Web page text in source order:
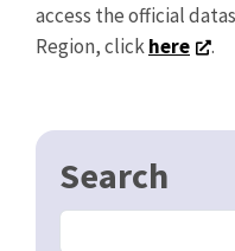
access the official
Region, clickhere .
Search